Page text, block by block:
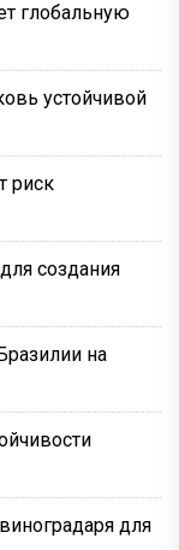
глобальную
устойчивой
риск
создания
на
для